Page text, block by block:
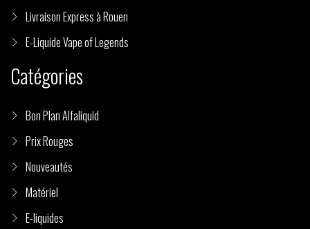
Livraison Express à Rouen
E-Liquide Vape of Legends
Catégories
Bon Plan Alfaliquid
Prix Rouges
Nouveautés
Matériel
E-liquides